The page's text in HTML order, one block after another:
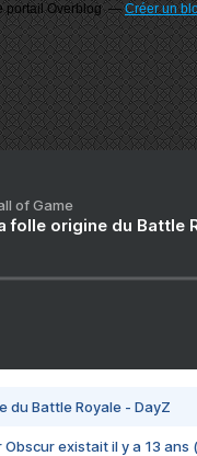
portail Overblog Créer un
of Game
folle origine du Battle
du Battle Royale - DayZ
Obscur existait il y a 13 ans